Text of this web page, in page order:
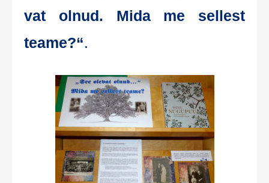
vat olnud. Mida me sel­lest
teame?“.